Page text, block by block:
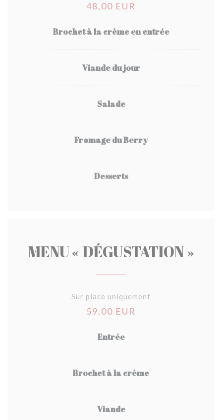
48,00 EUR
Brochet à la crème en entrée
Viande du jour
Salade
Fromage du Berry
Desserts
MENU « DÉGUSTATION »
Sur place uniquement
59,00 EUR
Entrée
Brochet à la crème
Viande